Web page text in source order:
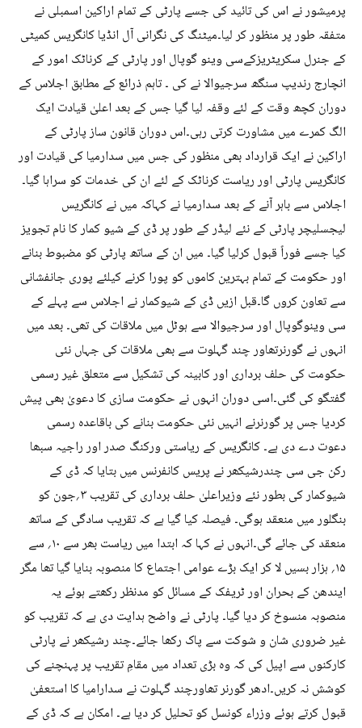
پرمیشور نے اس کی تائید کی جسے پارٹی کے تمام اراکین اسمبلی نے
متفقہ طور پر منظور کر لیا۔میٹنگ کی نگرانی آل انڈیا کانگریس کمیٹی
کے جنرل سکریٹریزکےسی وینو گوپال اور پارٹی کے کرناٹک امور کے
انچارج رندیپ سنگھ سرجیوالا نے کی ۔ تاہم ذرائع کے مطابق اجلاس کے
دوران کچھ وقت کے لئے وقفہ لیا گیا جس کے بعد اعلیٰ قیادت ایک
الگ کمرے میں مشاورت کرتی رہی۔اس دوران قانون ساز پارٹی کے
اراکین نے ایک قرارداد بھی منظور کی جس میں سدارمیا کی قیادت اور
کانگریس پارٹی اور ریاست کرناٹک کے لئے ان کی خدمات کو سراہا گیا۔
اجلاس سے باہر آنے کے بعد سدارمیا نے کہاکہ میں نے کانگریس
لیجسلیچر پارٹی کے نئے لیڈر کے طور پر ڈی کے شیو کمار کا نام تجویز
کیا جسے فوراً قبول کرلیا گیا۔ میں ان کے ساتھ پارٹی کو مضبوط بنانے
اور حکومت کے تمام بہترین کاموں کو پورا کرنے کیلئے پوری جانفشانی
سے تعاون کروں گا۔قبل ازیں ڈی کے شیوکمار نے اجلاس سے پہلے کے
سی وینوگوپال اور سرجیوالا سے ہوٹل میں ملاقات کی تھی۔ بعد میں
انہوں نے گورنرتھاور چند گہلوت سے بھی ملاقات کی جہاں نئی
حکومت کی حلف برداری اور کابینہ کی تشکیل سے متعلق غیر رسمی
گفتگو کی گئی۔اسی دوران انہوں نے حکومت سازی کا دعویٰ بھی پیش
کردیا جس پر گورنرنے انہیں نئی حکومت بنانے کی باقاعدہ رسمی
دعوت دے دی ہے۔ کانگریس کے ریاستی ورکنگ صدر اور راجیہ سبھا
رکن جی سی چندرشیکھر نے پریس کانفرنس میں بتایا کہ ڈی کے
شیوکمار کی بطور نئے وزیراعلیٰ حلف برداری کی تقریب ۳؍جون کو
بنگلور میں منعقد ہوگی۔ فیصلہ کیا گیا ہے کہ تقریب سادگی کے ساتھ
منعقد کی جائے گی۔انہوں نے کہا کہ ابتدا میں ریاست بھر سے ۱۰؍ سے
۱۵؍ ہزار بسیں لا کر ایک بڑے عوامی اجتماع کا منصوبہ بنایا گیا تھا مگر
ایندھن کے بحران اور ٹریفک کے مسائل کو مدنظر رکھتے ہوئے یہ
منصوبہ منسوخ کر دیا گیا۔ پارٹی نے واضح ہدایت دی ہے کہ تقریب کو
غیر ضروری شان و شوکت سے پاک رکھا جائے۔چند رشیکھر نے پارٹی
کارکنوں سے اپیل کی کہ وہ بڑی تعداد میں مقامِ تقریب پر پہنچنے کی
کوشش نہ کریں۔ادھر گورنر تھاورچند گہلوت نے سدارامیا کا استعفیٰ
قبول کرتے ہوئے وزراء کونسل کو تحلیل کر دیا ہے۔ امکان ہے کہ ڈی کے